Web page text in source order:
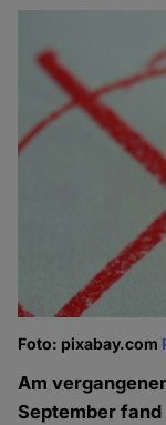
Foto: pixabay.com
Am
September